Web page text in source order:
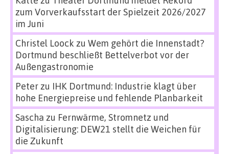
zum Vorverkaufsstart der Spielzeit 2026/2027
im Juni
Christel Loock zu Wem gehört die Innenstadt?
Dortmund beschließt Bettelverbot vor der
Außengastronomie
Peterzu IHK Dortmund: Industrie klagt über
hohe Energiepreise und fehlende Planbarkeit
Sascha zu Fernwärme, Stromnetz und
Digitalisierung: DEW21 stellt die Weichen für
die Zukunft